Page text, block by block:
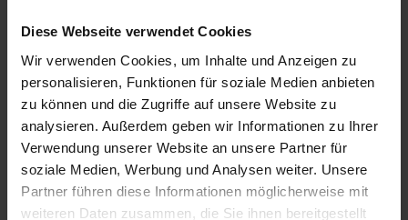
Diese Webseite verwendet Cookies
Wir verwenden Cookies, um Inhalte und Anzeigen zu
personalisieren, Funktionen für soziale Medien anbieten
zu können und die Zugriffe auf unsere Website zu
analysieren. Außerdem geben wir Informationen zu Ihrer
Verwendung unserer Website an unsere Partner für
soziale Medien, Werbung und Analysen weiter. Unsere
Partner führen diese Informationen möglicherweise mit
weiteren Daten zusammen, die Sie ihnen bereitgestellt
es vorkommen, dass der Hotelier
akzeptiert. Bitte beachten Sie, dass die vtours
Hotelbeschreibung für Ihre Buchung relevant ist! Es ist
möglich, dass in Einzelfällen nicht alle Veranstalter
Hotelbeschreibungen ausweisen oder es entscheidende
Unterschiede in den beschriebenen Leistungen gibt. Aug.
2023